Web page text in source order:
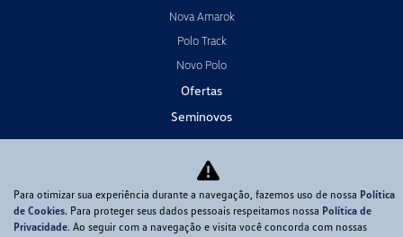
Nova Amarok
Polo Track
Novo Polo
Ofertas
Seminovos
Vendas Diretas
Consórcio
Serviços
Para otimizar sua experiência durante a navegação, fazemos uso de nossa Política
de Cookies. Para proteger seus dados pessoais respeitamos nossa Política de
Privacidade. Ao seguir com a navegação e visita você concorda com nossas